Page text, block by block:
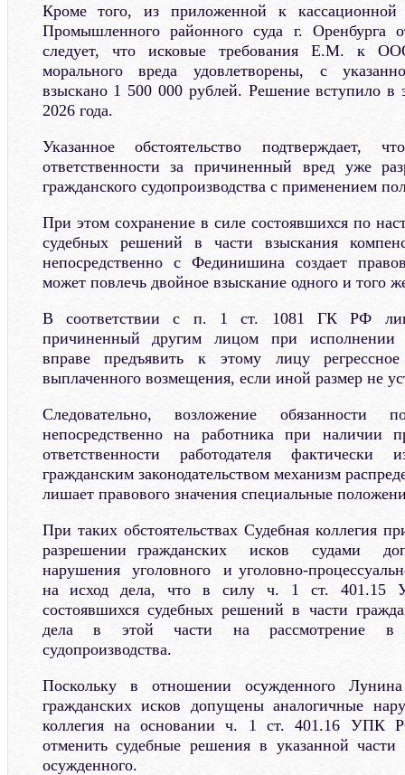
Кроме того, из приложенной к
Промышленного районного суда г. Оренбурга
следует, что исковые требования Е.М. к
морального вреда удовлетворены, с
взыскано 1 500 000 рублей. Решение вступило в
2026 года.
Указанное обстоятельство подтверждает,
ответственности за причиненный вред уже
гражданского судопроизводства с применением
При этом сохранение в силе состоявшихся по
судебных решений в части взыскания
непосредственно с Фединишина создает
может повлечь двойное взыскание одного и того
В соответствии с п. 1 ст. 1081 ГК РФ
причиненный другим лицом при исполнении
вправе предъявить к этому лицу
выплаченного возмещения, если иной размер не
Следовательно, возложение обязанности
непосредственно на работника при наличии
ответственности работодателя фактически
гражданским законодательством механизм
лишает правового значения специальные
При таких обстоятельствах Судебная коллегия
разрешении гражданских исков судами
нарушения уголовного и уголовно-
на исход дела, что в силу ч. 1 ст. 401.15
состоявшихся судебных решений в части
дела в этой части на рассмотрение в
судопроизводства.
Поскольку в отношении осужденного
гражданских исков допущены аналогичные
коллегия на основании ч. 1 ст. 401.16 УПК
отменить судебные решения в указанной
осужденного.